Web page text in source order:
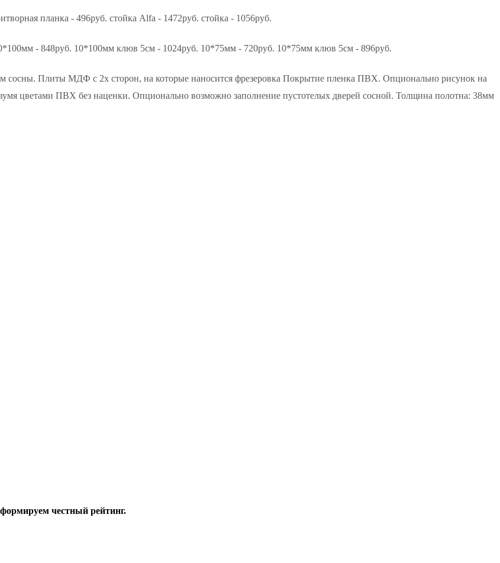
планка - 496руб. стойка Alfa - 1472руб. стойка - 1056руб.
- 848руб. 10*100мм клюв 5см - 1024руб. 10*75мм - 720руб. 10*75мм клюв 5см - 896руб.
сосны. Плиты МДФ с 2х сторон, на которые наносится фрезеровка Покрытие пленка ПВХ. Опционально рисунок на
цветами ПВХ без наценки. Опционально возможно заполнение пустотелых дверей сосной. Толщина полотна: 38мм
честный рейтинг.